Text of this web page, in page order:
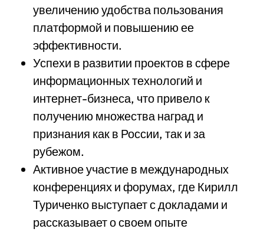
увеличению удобства пользования
платформой и повышению ее
эффективности.
Успехи в развитии проектов в сфере
информационных технологий и
интернет-бизнеса, что привело к
получению множества наград и
признания как в России, так и за
рубежом.
Активное участие в международных
конференциях и форумах, где Кирилл
Туриченко выступает с докладами и
рассказывает о своем опыте